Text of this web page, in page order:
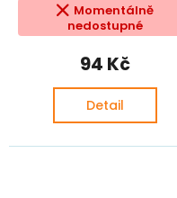
Momentálně
nedostupné
94 Kč
Detail